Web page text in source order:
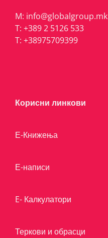
M: info@globalgroup.mk
T: +389 2 5126 533
T: +38975709399
Корисни линкови
Е-Книжења
Е-написи
E- Калкулатори
Теркови и обрасци